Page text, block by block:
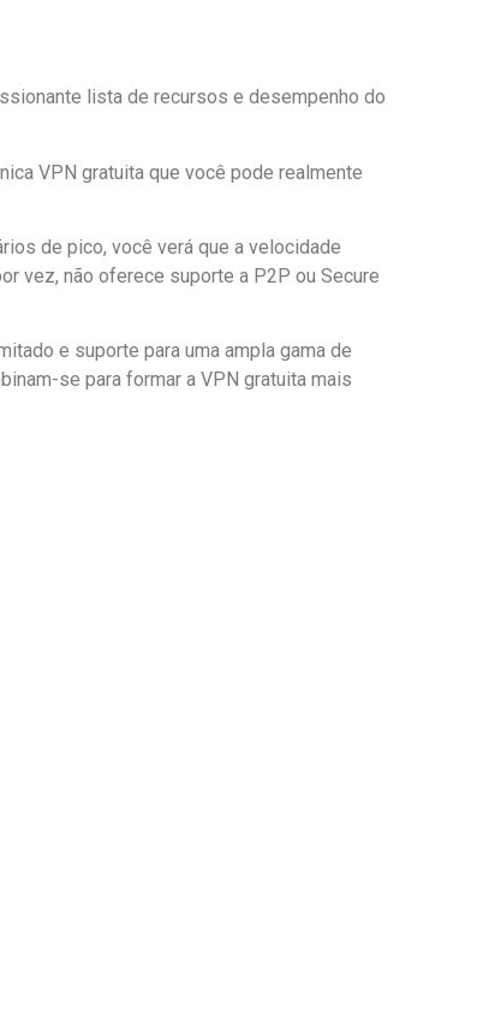
lista de recursos e desempenho do
VPN gratuita que você pode realmente
de pico, você verá que a velocidade
vez, não oferece suporte a P2P ou Secure
e suporte para uma ampla gama de
se para formar a VPN gratuita mais